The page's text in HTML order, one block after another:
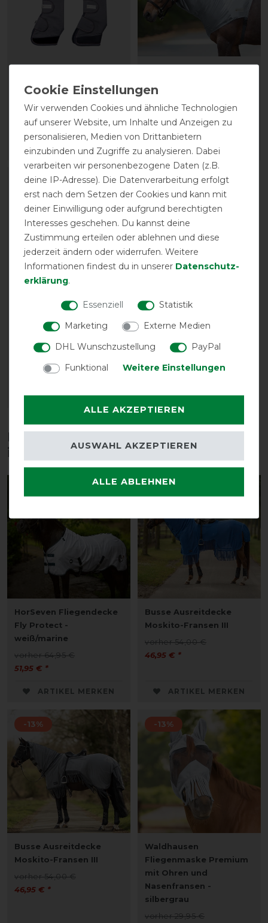
Transportgamasche -
grau
vorher 84,95 €
73,90 € *
ARTIKEL MERKEN
30,40 € *
ARTIKEL MERKEN
-13%
Waldhausen
ohne Ohrenschutz -
hellrosa
21,70 € *
ARTIKEL MERKEN
Diese Produkte könnten dich auch
interessieren
HorSeven Fliegendecke
Fly Protect -
weiß/marine
vorher 64,95 €
51,95 € *
ARTIKEL MERKEN
Busse Ausreitdecke
Moskito-Fransen III
vorher 54,00 €
46,95 € *
ARTIKEL MERKEN
-13%
Busse Ausreitdecke
Moskito-Fransen III
vorher 54,00 €
46,95 € *
-13%
Waldhausen
Fliegenmaske Premium
mit Ohren und
Nasenfransen -
silbergrau
vorher 29,95 €
Wir verwenden Cookies und ähnliche Technologien
auf unserer Website, um Inhalte und Anzeigen zu
personalisieren, Medien von Drittanbietern
einzubinden und Zugriffe zu analysieren. Dabei
verarbeiten wir personenbezogene Daten (z.B.
deine IP-Adresse). Die Datenverarbeitung erfolgt
erst nach dem Setzen der Cookies und kann mit
deiner Einwilligung oder aufgrund berechtigten
Interesses geschehen. Du kannst deine
Zustimmung erteilen oder ablehnen und diese
jederzeit ändern oder widerrufen. Weitere
Informationen findest du in unserer Daten­schutz­
erklärung.
Essenziell
Statistik
Marketing
Externe Medien
DHL Wunschzustellung
PayPal
Funktional
Weitere Einstellungen
ALLE AKZEPTIEREN
ALLE ABLEHNEN
AUSWAHL AKZEPTIEREN